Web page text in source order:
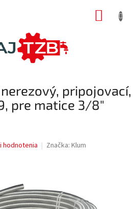
pripojovací,
pre matice 3/8"
hodnotenia Značka: Klum